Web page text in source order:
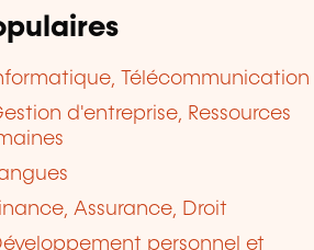
Télécommunication
d'entreprise, Ressources
Assurance, Droit
personnel et